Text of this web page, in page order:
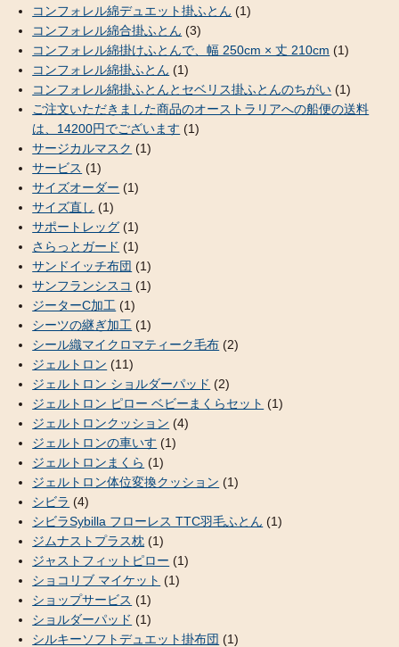
コンフォレル綿デュエット掛ふとん (1)
コンフォレル綿合掛ふとん (3)
コンフォレル綿掛けふとんで、幅 250cm × 丈 210cm (1)
コンフォレル綿掛ふとん (1)
コンフォレル綿掛ふとんとセベリス掛ふとんのちがい (1)
ご注文いただきました商品のオーストラリアへの船便の送料
は、14200円でございます (1)
サージカルマスク (1)
サービス (1)
サイズオーダー (1)
サイズ直し (1)
サポートレッグ (1)
さらっとガード (1)
サンドイッチ布団 (1)
サンフランシスコ (1)
ジーターC加工 (1)
シーツの継ぎ加工 (1)
シール織マイクロマティーク毛布 (2)
ジェルトロン (11)
ジェルトロン ショルダーパッド (2)
ジェルトロン ピロー ベビーまくらセット (1)
ジェルトロンクッション (4)
ジェルトロンの車いす (1)
ジェルトロンまくら (1)
ジェルトロン体位変換クッション (1)
シビラ (4)
シビラSybilla フローレス TTC羽毛ふとん (1)
ジムナストプラス枕 (1)
ジャストフィットピロー (1)
ショコリブ マイケット (1)
ショップサービス (1)
ショルダーパッド (1)
シルキーソフトデュエット掛布団 (1)